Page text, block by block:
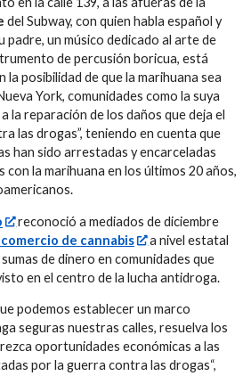
del Subway, con quien habla español y
padre, un músico dedicado al arte de
de percusión boricua, está
la posibilidad de que la marihuana sea
York, comunidades como la suya
la reparación de los daños que deja el
las drogas”, teniendo en cuenta que
han sido arrestadas y encarceladas
la marihuana en los últimos 20 años,
reconoció a mediados de diciembre
de cannabis
a nivel estatal
de dinero en comunidades que
en el centro de la lucha antidroga.
podemos establecer un marco
seguras nuestras calles, resuelva los
oportunidades económicas a las
por la guerra contra las drogas“,